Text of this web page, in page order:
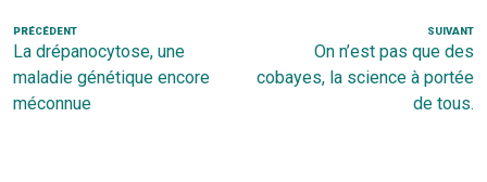
Navigation
de
l’article
Article
précédent
PRÉCÉDENT
La drépanocytose, une
maladie génétique encore
méconnue
SUIVANT
On n’est pas que des
cobayes, la science à portée
de tous.